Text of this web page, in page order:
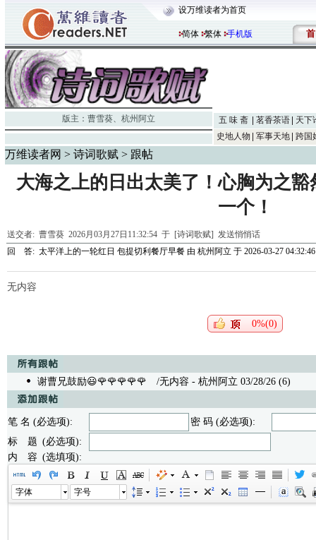
设万维读者为首页
简体 繁体 手机版 首
版主： 曹雪葵、 杭州阿立 五 味 斋 茗香茶语
天下
史地人物
军事天地 跨国
万维读者网 > 诗词歌赋 > 跟帖
大海之上的日出太美了！心胸为之
一个！
送交者: 曹雪葵 2026月03月27日11:32:54 于 [诗词歌赋] 发送悄悄话
回 答: 太平洋上的一轮红日 包提切利餐厅早餐 由 杭州阿立 于 2026-03-27 04:32:46
无内容
0%(0)
谢曹兄鼓励😃🌹🌹🌹🌹🌹 /无内容 - 杭州阿立 03/28/26 (6)
笔 名 (必选项):
密 码 (必选项):
标 题 (必选项):
内 容 (选填项):
字体 字号